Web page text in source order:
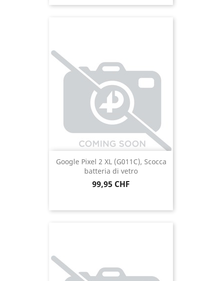
Google Pixel 2 XL (G011C), Scocca
batteria di vetro
Prezzo
99,95 CHF